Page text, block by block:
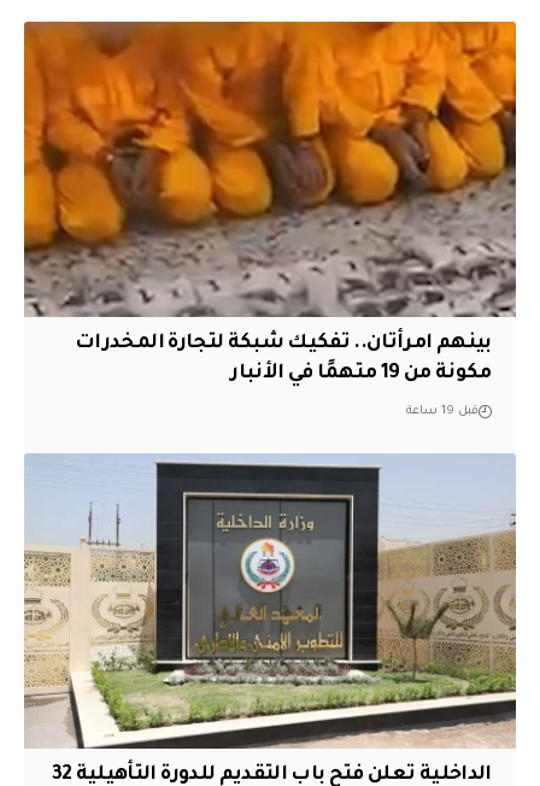
بينهم امرأتان.. تفكيك شبكة لتجارة المخدرات
مكونة من 19 متهمًا في الأنبار
قبل 19 ساعة
الداخلية تعلن فتح باب التقديم للدورة التأهيلية 32